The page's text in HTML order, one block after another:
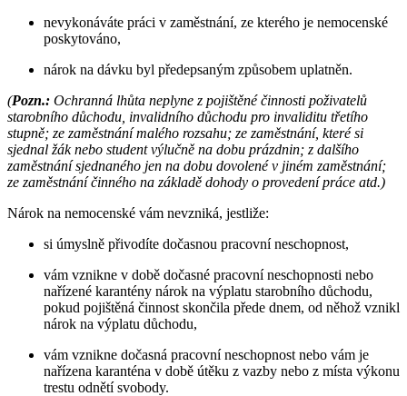
nevykonáváte práci v zaměstnání, ze kterého je nemocenské
poskytováno,
nárok na dávku byl předepsaným způsobem uplatněn.
(Pozn.: Ochranná lhůta neplyne z pojištěné činnosti poživatelů
starobního důchodu, invalidního důchodu pro invaliditu třetího
stupně; ze zaměstnání malého rozsahu; ze zaměstnání, které si
sjednal žák nebo student výlučně na dobu prázdnin; z dalšího
zaměstnání sjednaného jen na dobu dovolené v jiném zaměstnání;
ze zaměstnání činného na základě dohody o provedení práce atd.)
Nárok na nemocenské vám nevzniká, jestliže:
si úmyslně přivodíte dočasnou pracovní neschopnost,
vám vznikne v době dočasné pracovní neschopnosti nebo
nařízené karantény nárok na výplatu starobního důchodu,
pokud pojištěná činnost skončila přede dnem, od něhož vznikl
nárok na výplatu důchodu,
vám vznikne dočasná pracovní neschopnost nebo vám je
nařízena karanténa v době útěku z vazby nebo z místa výkonu
trestu odnětí svobody.